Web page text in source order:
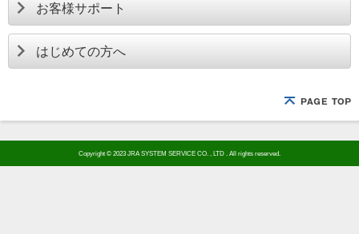
お客様サポート
はじめての方へ
Copyright © 2023 JRA SYSTEM SERVICE CO. , LTD . All rights reserved.